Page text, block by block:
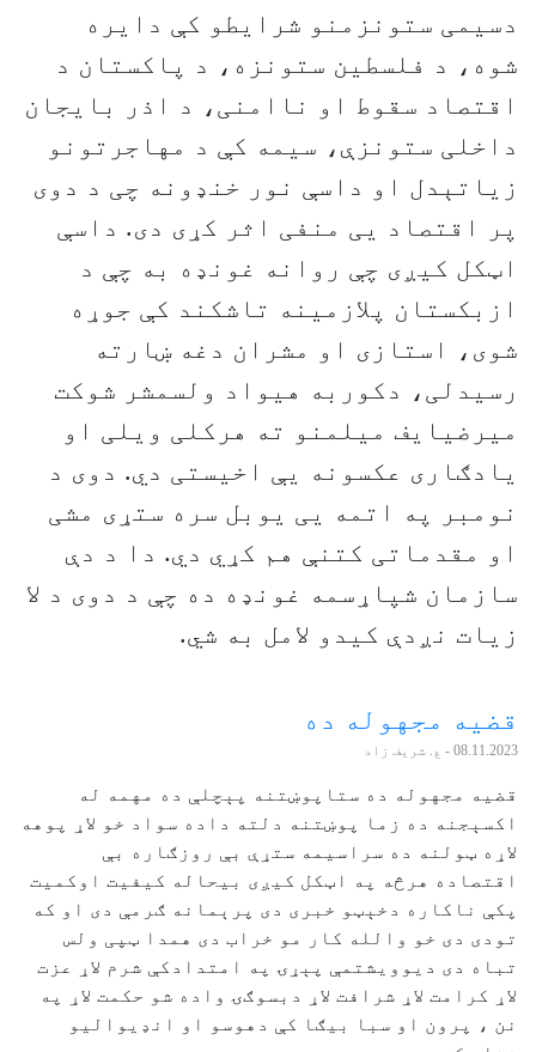
دسیمی ستونزمنو شرایطو کې دایره
شوه، د فلسطین ستونزه، د پاکستان د
اقتصاد سقوط او ناامنی، د اذر بایجان
داخلی ستونزې، سیمه کې د مهاجرتونو
زیاتېدل او داسې نور خنډونه چی د دوی
پر اقتصاد یی منفی اثر کړی دی. داسې
اټکل کیږی چې روانه غونډه به چې د
ازبکستان پلازمینه تاشکند کې جوړه
شوی، استازی او مشران دغه ښارته
رسیدلی، دکوربه هیواد ولسمشر شوکت
میرضیایف میلمنو ته هرکلی ویلی او
یادګاری عکسونه یې اخیستی دي. دوی د
نومبر په اتمه یی یوبل سره ستړی مشی
او مقدماتی کتنې هم کړي دي. دا د دې
سازمان شپاړسمه غونډه ده چې د دوی د لا
زیات نږدې کیدو لامل به شي.
قضیه مجهوله ده
08.11.2023 - ع. شریف زاد
قضیه مجهوله ده ستاپوښتنه پېچلې ده مهمه له
اکسېجنه ده زما پوښتنه دلته داده سواد خو لاړ پوهه
لاړه ټولنه ده سراسیمه ستړې بې روزګاره بې
اقتصاده هرڅه په اټکل کیږی بیحاله کیفیت اوکمیت
پکې ناکاره دخېټو خبری دی پرېمانه ګرمې دی او که
تودی دی خو والله کار مو خراب دی همدا ټپی ولس
تباه دی دیوویشتمې پېړۍ په امتدادکې شرم لاړ عزت
لاړ کرامت لاړ شرافت لاړ دبسوګۍ واده شو حکمت لاړ په
نن ، پرون او سبا بیګا کې دهوسو او انډیوالیو